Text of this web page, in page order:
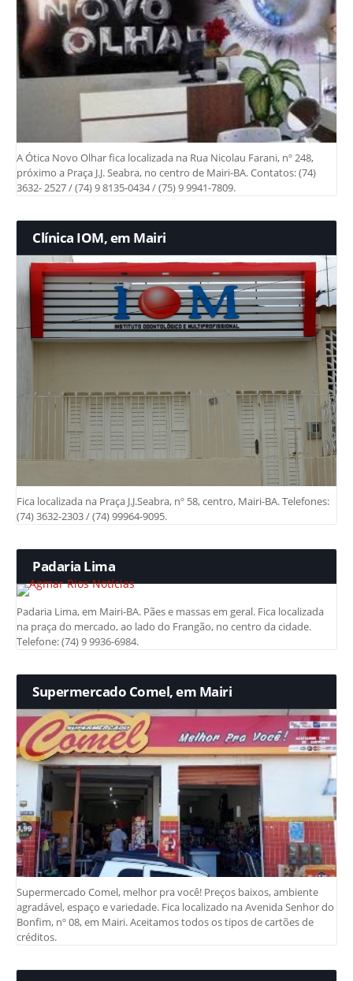
A Ótica Novo Olhar fica localizada na Rua Nicolau Farani, nº 248,
próximo a Praça J.J. Seabra, no centro de Mairi-BA. Contatos: (74)
3632- 2527 / (74) 9 8135-0434 / (75) 9 9941-7809.
Clínica IOM, em Mairi
Fica localizada na Praça J.J.Seabra, nº 58, centro, Mairi-BA. Telefones:
(74) 3632-2303 / (74) 99964-9095.
Padaria Lima
Padaria Lima, em Mairi-BA. Pães e massas em geral. Fica localizada
na praça do mercado, ao lado do Frangão, no centro da cidade.
Telefone: (74) 9 9936-6984.
Supermercado Comel, em Mairi
Supermercado Comel, melhor pra você! Preços baixos, ambiente
agradável, espaço e variedade. Fica localizado na Avenida Senhor do
Bonfim, nº 08, em Mairi. Aceitamos todos os tipos de cartões de
créditos.